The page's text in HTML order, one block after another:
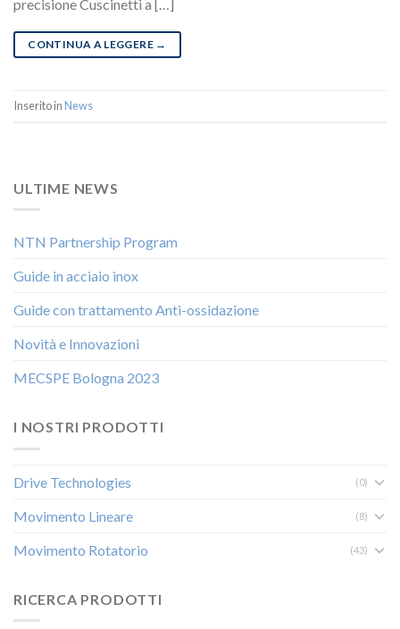
precisione Cuscinetti a […]
CONTINUA A LEGGERE →
Inserito inNews
ULTIME NEWS
NTN Partnership Program
Guide in acciaio inox
Guide con trattamento Anti-ossidazione
Novità e Innovazioni
MECSPE Bologna 2023
I NOSTRI PRODOTTI
Drive Technologies (0)
Movimento Lineare (8)
Movimento Rotatorio (43)
RICERCA PRODOTTI